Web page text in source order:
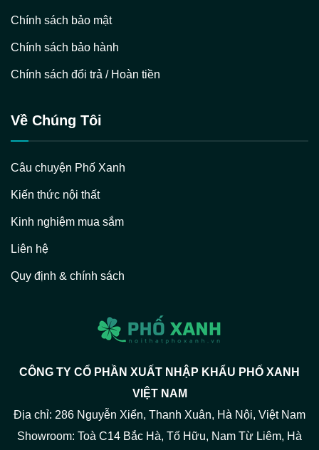
Chính sách bảo mật
Chính sách bảo hành
Chính sách đổi trả / Hoàn tiền
Về Chúng Tôi
Câu chuyện Phố Xanh
Kiến thức nội thất
Kinh nghiệm mua sắm
Liên hệ
Quy định & chính sách
CÔNG TY CỔ PHẦN XUẤT NHẬP KHẨU PHỐ XANH
VIỆT NAM
Địa chỉ: 286 Nguyễn Xiển, Thanh Xuân, Hà Nội, Việt Nam
Showroom: Toà C14 Bắc Hà, Tố Hữu, Nam Từ Liêm, Hà